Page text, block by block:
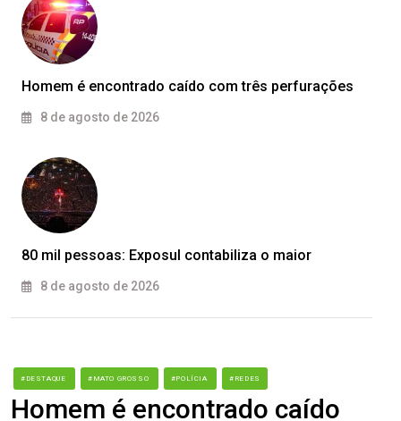
Homem é encontrado caído com três perfurações
8 de agosto de 2026
80 mil pessoas: Exposul contabiliza o maior
8 de agosto de 2026
#DESTAQUE #MATO GROSSO #POLÍCIA #REDES
Homem é encontrado caído